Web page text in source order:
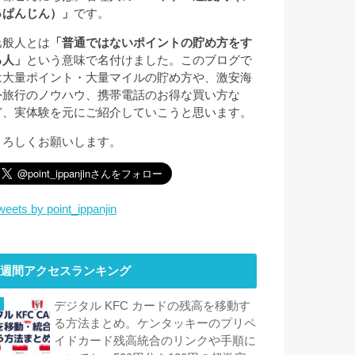
んじん）」 です。
般人とは 「普通ではないポイントの貯め方をす
」
という意味で名付けました。このブログで
大量ポイント・大量マイルの貯め方や、激安海
旅行のノウハウ、携帯電話のお得な買い方な
、実体験を元にご紹介していこうと思います。
しくお願いします。
by point_ippanjin
週間アクセスランキング
デジタル KFC カードの残高を移動す
る方法まとめ。ケンタッキーのプリペ
イドカード残高統合のリンクや手順に